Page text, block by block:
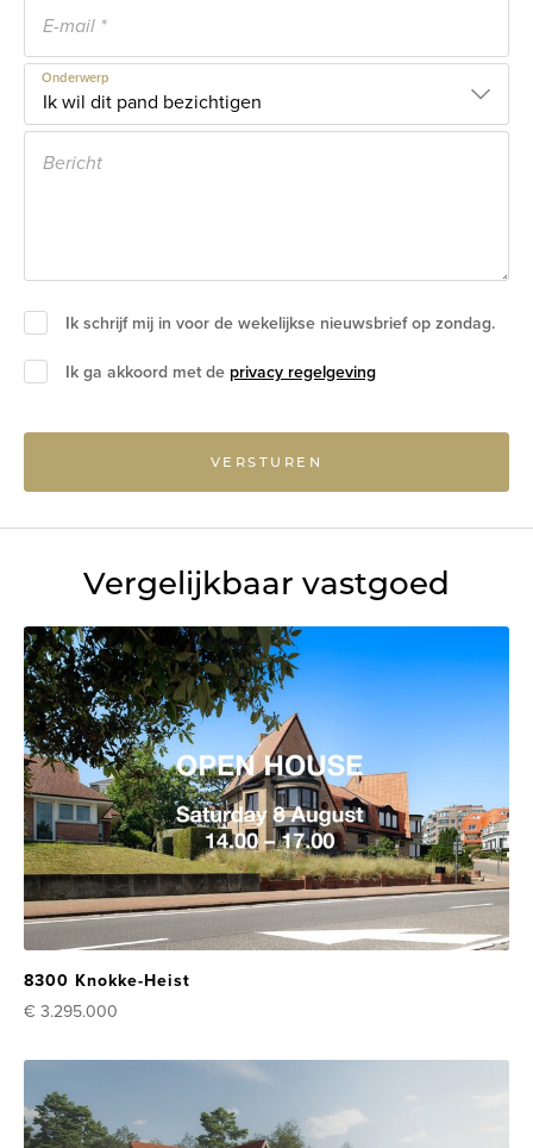
Onderwerp
Ik schrijf mij in voor de wekelijkse nieuwsbrief op zondag.
Ik ga akkoord met de privacy regelgeving
VERSTUREN
Vergelijkbaar vastgoed
8300 Knokke-Heist
€ 3.295.000